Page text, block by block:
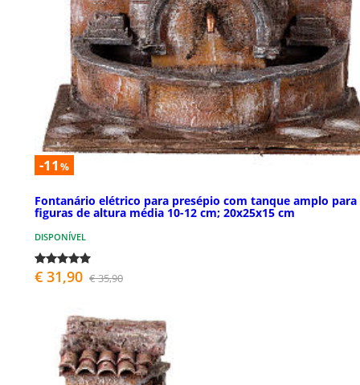
-11 %
Fontanário elétrico para presépio com tanque amplo para
figuras de altura média 10-12 cm; 20x25x15 cm
DISPONÍVEL
€ 31,90 € 35,90